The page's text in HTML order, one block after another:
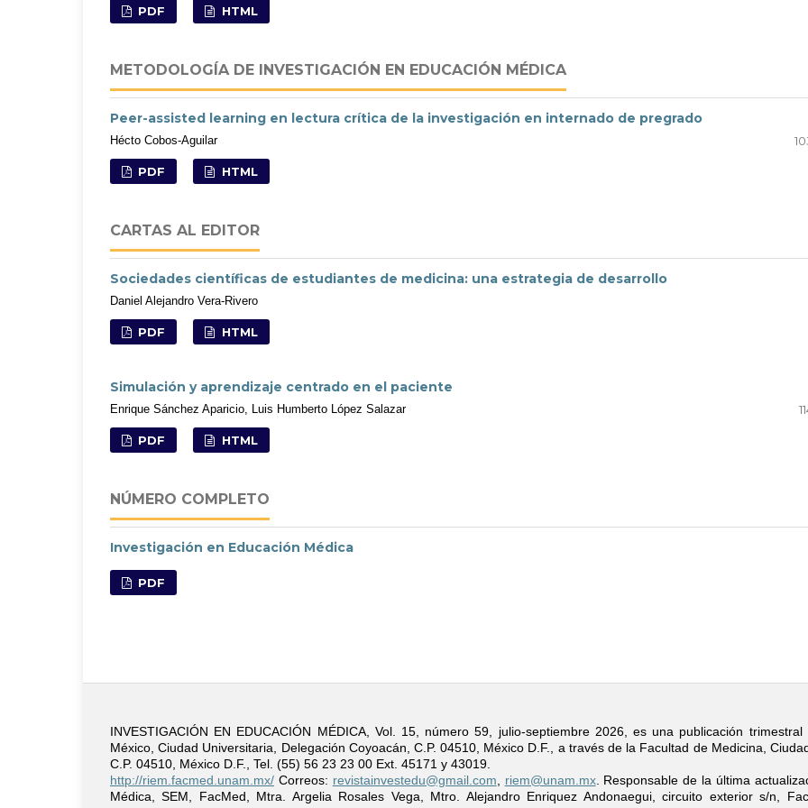
PDF HTML
METODOLOGÍA DE INVESTIGACIÓN EN EDUCACIÓN MÉDICA
Peer-assisted learning en lectura crítica de la investigación en internado de pregrado
Hécto Cobos-Aguilar
PDF HTML
CARTAS AL EDITOR
Sociedades científicas de estudiantes de medicina: una estrategia de desarrollo
Daniel Alejandro Vera-Rivero
PDF HTML
Simulación y aprendizaje centrado en el paciente
Enrique Sánchez Aparicio, Luis Humberto López Salazar
PDF HTML
NÚMERO COMPLETO
Investigación en Educación Médica
PDF
INVESTIGACIÓN EN EDUCACIÓN MÉDICA, Vol. 15, número 59, julio-septiembre 2026, es una publicación
México, Ciudad Universitaria, Delegación Coyoacán, C.P. 04510, México D.F., a través de la Facultad de Medicina,
C.P. 04510, México D.F., Tel. (55) 56 23 23 00 Ext. 45171 y 43019.
http://riem.facmed.unam.mx/ Correos: revistainvestedu@gmail.com riem@unam.mx. Responsable de la última
Médica, SEM, FacMed, Mtra. Argelia Rosales Vega, Mtro. Alejandro Enriquez Andonaegui, circuito exterior s/n,